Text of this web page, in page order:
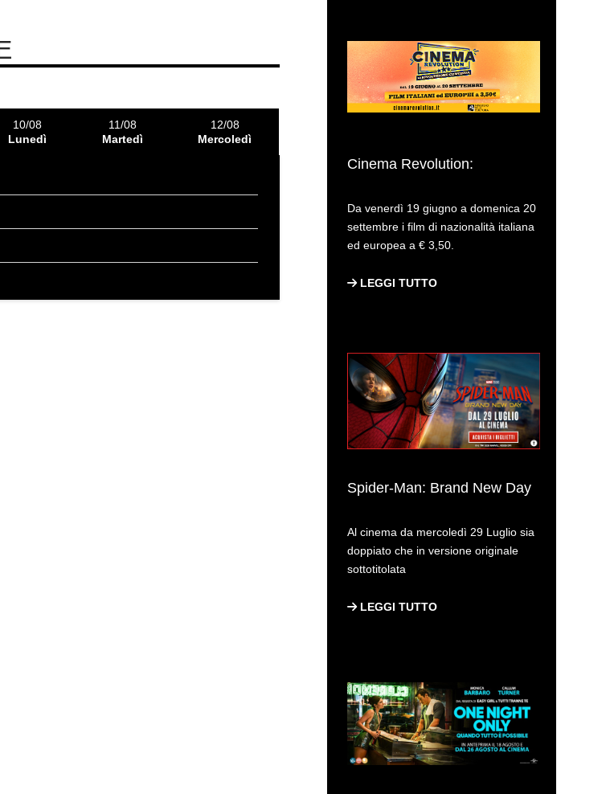
10/08
Lunedì
11/08
Martedì
12/08
Mercoledì
Cinema Revolution:
Da venerdì 19 giugno a domenica 20
settembre i film di nazionalità italiana
ed europea a € 3,50.
LEGGI TUTTO
Spider-Man: Brand New Day
Al cinema da mercoledì 29 Luglio sia
doppiato che in versione originale
sottotitolata
LEGGI TUTTO